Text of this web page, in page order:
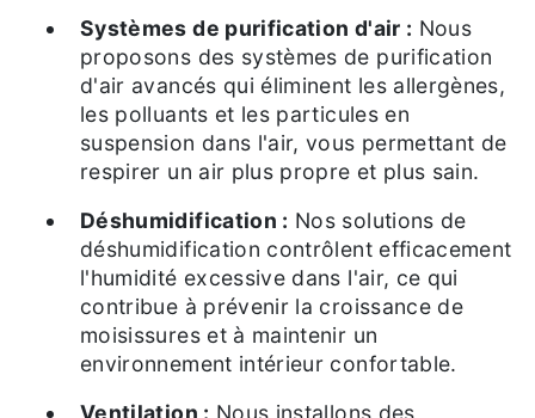
Systèmes de purification d'air : Nous
proposons des systèmes de purification
d'air avancés qui éliminent les allergènes,
les polluants et les particules en
suspension dans l'air, vous permettant de
respirer un air plus propre et plus sain.
Déshumidification : Nos solutions de
déshumidification contrôlent efficacement
l'humidité excessive dans l'air, ce qui
contribue à prévenir la croissance de
moisissures et à maintenir un
environnement intérieur confortable.
Ventilation : Nous installons des